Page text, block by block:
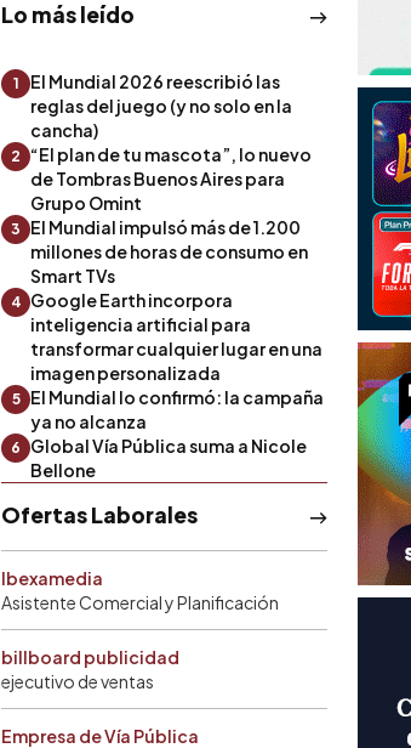
Lo más leído
1
El Mundial 2026 reescribió las
reglas del juego (y no solo en la
cancha)
2
“El plan de tu mascota”, lo nuevo
de Tombras Buenos Aires para
Grupo Omint
3
El Mundial impulsó más de 1.200
millones de horas de consumo en
Smart TVs
4 Google Earth incorpora
inteligencia artificial para
transformar cualquier lugar en una
imagen personalizada
5
El Mundial lo confirmó: la campaña
ya no alcanza
6
Global Vía Pública suma a Nicole
Bellone
Ofertas Laborales
Ibexamedia
Asistente Comercial y Planificación
billboard publicidad
ejecutivo de ventas
Empresa de Vía Pública